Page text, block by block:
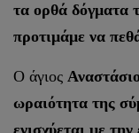
τα ορθά δόγματα
προτιμάμε να
Ο άγιος
ωραιότητα της
ενισχύεται με